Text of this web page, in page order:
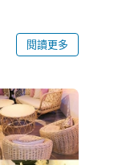
閱讀更多